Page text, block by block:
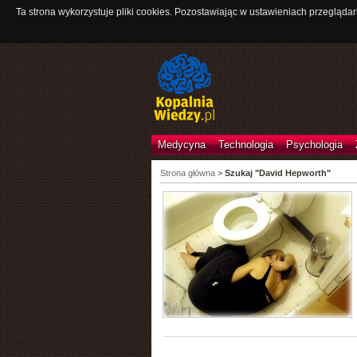
Ta strona wykorzystuje pliki cookies. Pozostawiając w ustawieniach
Medycyna Technologia Psychologia
Strona główna> Szukaj "David Hepworth"